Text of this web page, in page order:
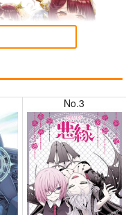
8月3日掲載
No.3